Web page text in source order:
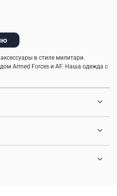
в стиле милитари.
Armed Forces и AF. Наша одежда с